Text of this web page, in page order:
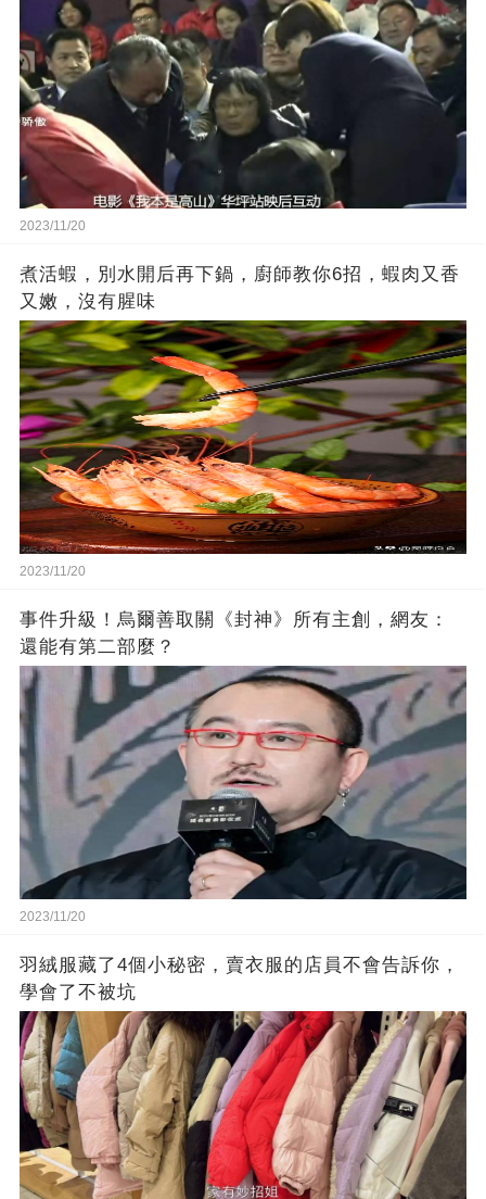
2023/11/20
煮活蝦，別水開后再下鍋，廚師教你6招，蝦肉又香
又嫩，沒有腥味
2023/11/20
事件升級！烏爾善取關《封神》所有主創，網友：
還能有第二部麼？
2023/11/20
羽絨服藏了4個小秘密，賣衣服的店員不會告訴你，
學會了不被坑